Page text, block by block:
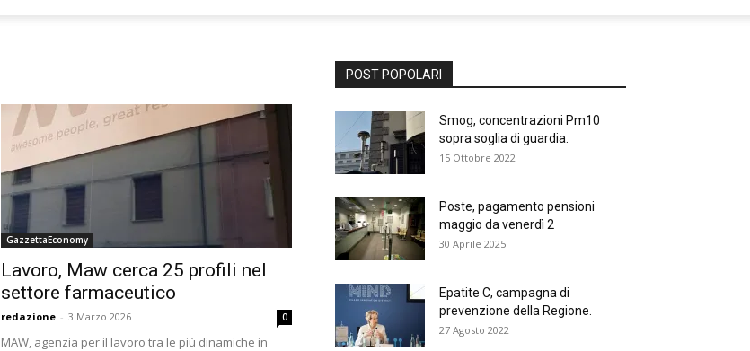
GazzettaEconomy
Lavoro, Maw cerca 25 profili nel
settore farmaceutico
redazione - 3 Marzo 2026 0
MAW, agenzia per il lavoro tra le più dinamiche in
POST POPOLARI
Smog, concentrazioni Pm10
sopra soglia di guardia.
15 Ottobre 2022
Poste, pagamento pensioni
maggio da venerdì 2
30 Aprile 2025
Epatite C, campagna di
prevenzione della Regione.
27 Agosto 2022